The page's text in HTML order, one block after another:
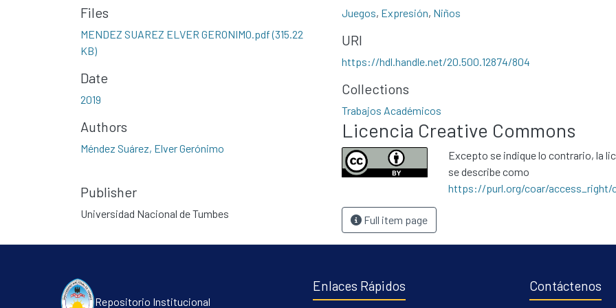
Files
MENDEZ SUAREZ ELVER GERONIMO.pdf(315.22
KB)
Date
2019
Authors
Méndez Suárez, Elver Gerónimo
Publisher
Universidad Nacional de Tumbes
Juegos, Expresión, Niños
URI
https://hdl.handle.net/20.500.12874/804
Collections
Trabajos Académicos
Licencia Creative Commons
Excepto se indique lo contrario, la
se describe como
https://purl.org/coar/access_right/
Full item page
Repositorio Institucional
Enlaces Rápidos Contáctenos